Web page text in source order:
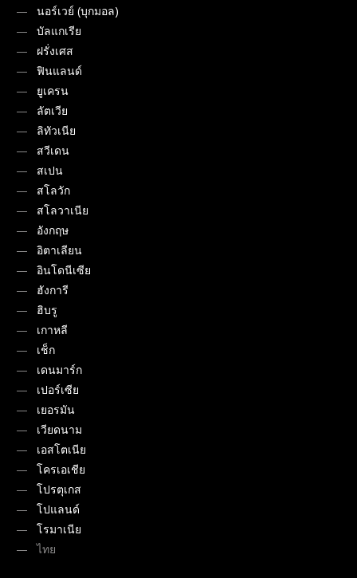
นอร์เวย์ (บุกมอล)
บัลแกเรีย
ฝรั่งเศส
ฟินแลนด์
ยูเครน
ลัตเวีย
ลิทัวเนีย
สวีเดน
สเปน
สโลวัก
สโลวาเนีย
อังกฤษ
อิตาเลียน
อินโดนีเซีย
ฮังการี
ฮิบรู
เกาหลี
เช็ก
เดนมาร์ก
เปอร์เซีย
เยอรมัน
เวียดนาม
เอสโตเนีย
โครเอเชีย
โปรตุเกส
โปแลนด์
โรมาเนีย
ไทย